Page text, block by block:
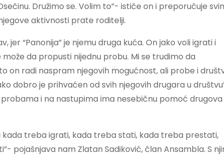
Družimo se. Volim to”- ističe on i preporučuje
aktivnosti prate roditelji.
jer “Panonija” je njemu druga kuća. On jako voli igrati i
da propusti nijednu probu. Mi se trudimo da
on radi naspram njegovih mogućnost, ali probe i
dobro je prihvaćen od svih njegovih drugara u
i na nastupima ima nesebičnu pomoć drugova
kada treba igrati, kada treba stati, kada treba prestati,
pojašnjava nam Zlatan Sadiković, član Ansambla. S